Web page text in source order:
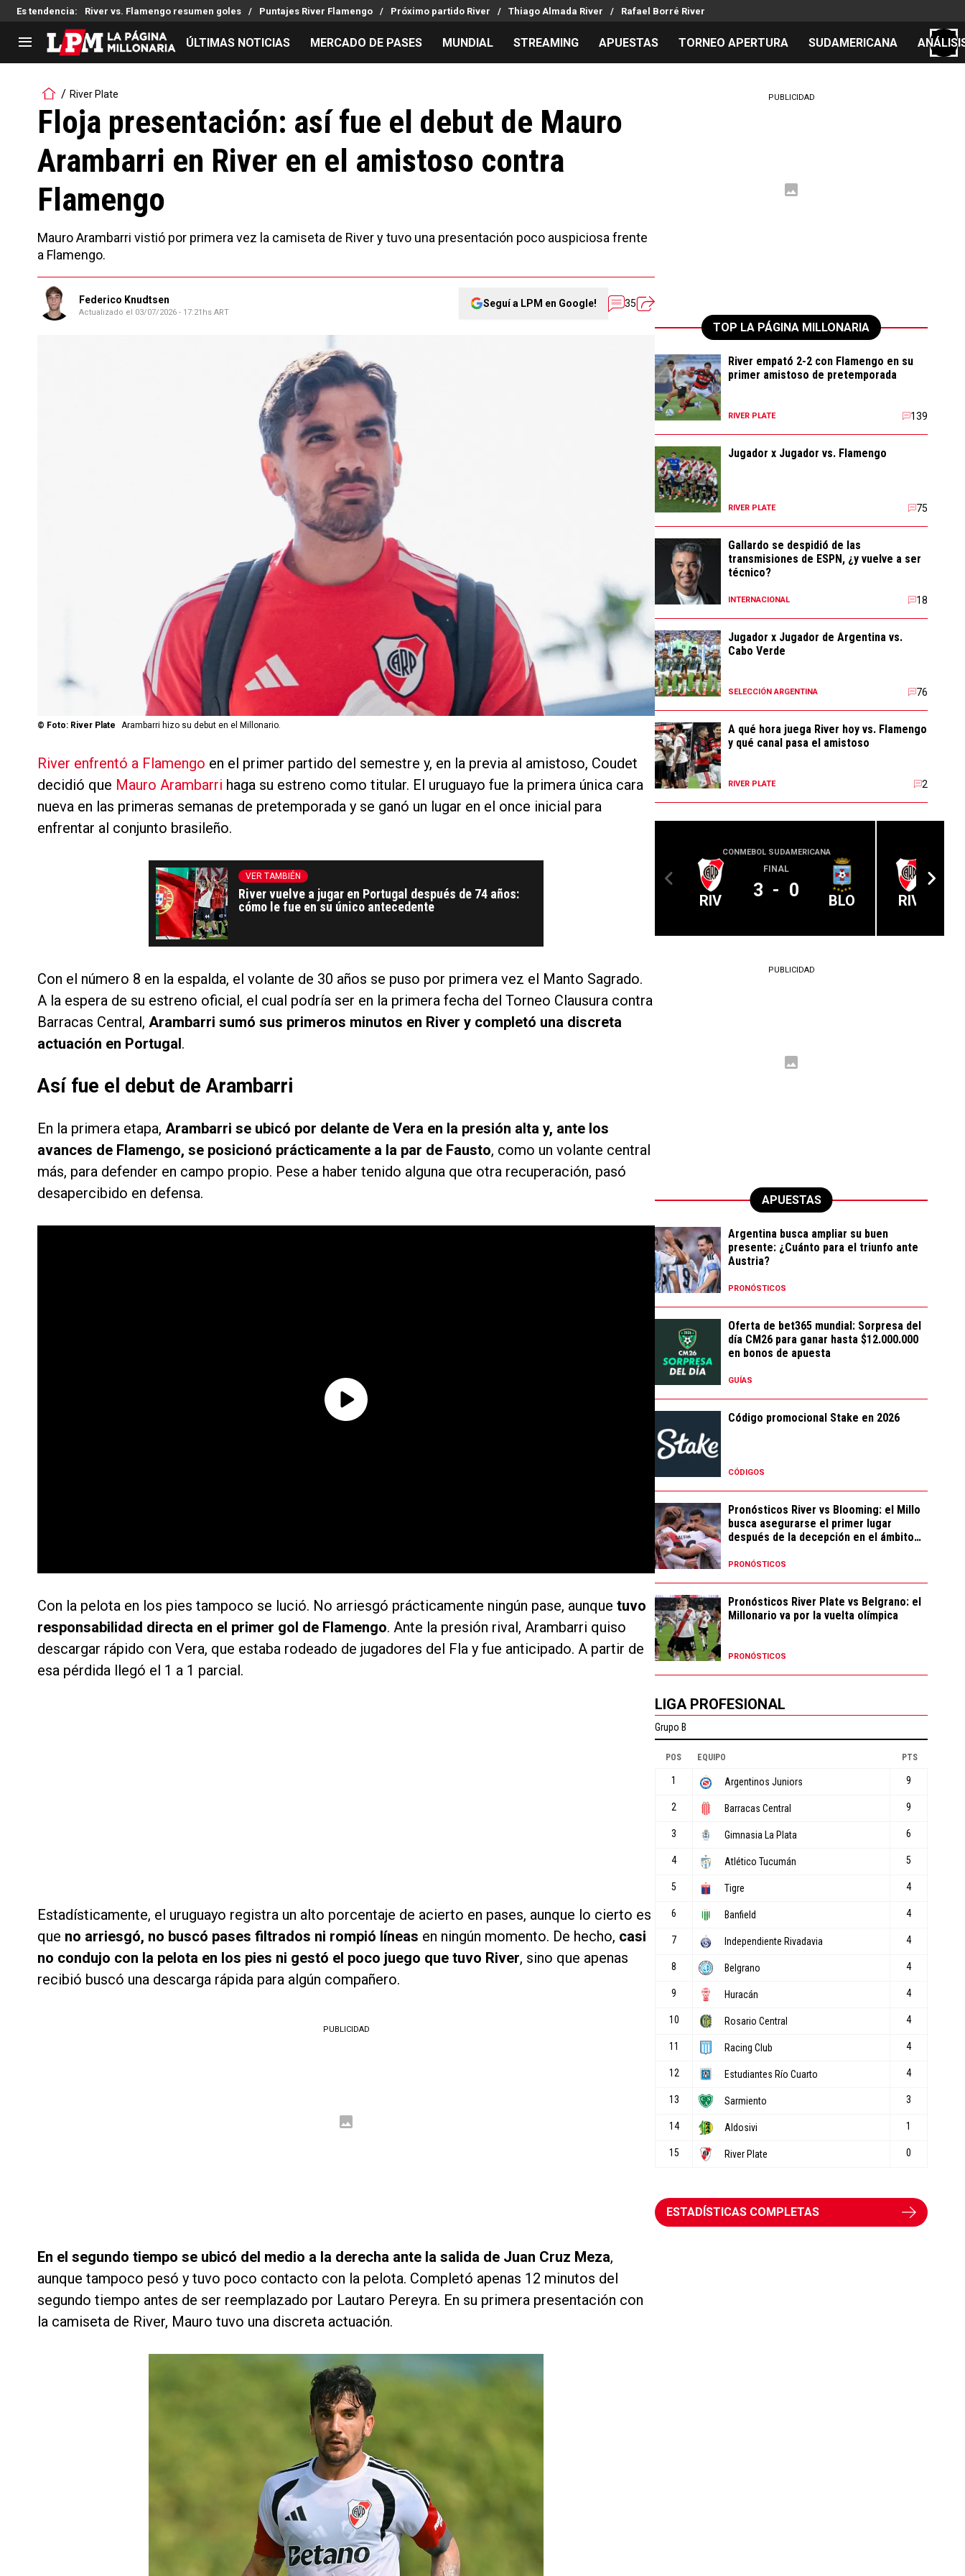
Es tendencia: River vs. Flamengo resumen goles Puntajes River Flamengo Próximo partido River Thiago Almada River Rafael Borré River
LIGA PROFESIONAL
Noticias
Tabla de posiciones
Fixture
Reserva
Copa Sudamericana
Copa Argentina
Selección Argentina
Mercado de Pases
Análisis tácticos
Juanfer Quintero
Chacho Coudet
Streaming
Entradas
Los goles de River
Guías
ÚLTIMAS NOTICIAS MERCADO DE PASES MUNDIAL STREAMING APUESTAS TORNEO APERTURA SUDAMERICANA
River Plate
Floja presentación: así fue el debut de Mauro
Arambarri en River en el amistoso contra
Flamengo
Mauro Arambarri vistió por primera vez la camiseta de River y tuvo una presentación poco auspiciosa frente
a Flamengo.
Federico Knudtsen
Actualizado el 03/07/2026 - 17:21hs ART
Seguí a LPM en Google! 35
© Foto: River Plate Arambarri hizo su debut en el Millonario.
River enfrentó a Flamengo en el primer partido del semestre y, en la previa al amistoso, Coudet
decidió que Mauro Arambarri haga su estreno como titular. El uruguayo fue la primera única cara
nueva en las primeras semanas de pretemporada y se ganó un lugar en el once inicial para
enfrentar al conjunto brasileño.
VER TAMBIÉN
River vuelve a jugar en Portugal después de 74 años:
cómo le fue en su único antecedente
Con el número 8 en la espalda, el volante de 30 años se puso por primera vez el Manto Sagrado.
A la espera de su estreno oficial, el cual podría ser en la primera fecha del Torneo Clausura contra
Barracas Central, Arambarri sumó sus primeros minutos en River y completó una discreta
actuación en Portugal.
Así fue el debut de Arambarri
En la primera etapa, Arambarri se ubicó por delante de Vera en la presión alta y, ante los
avances de Flamengo, se posicionó prácticamente a la par de Fausto, como un volante central
más, para defender en campo propio. Pese a haber tenido alguna que otra recuperación, pasó
desapercibido en defensa.
Con la pelota en los pies tampoco se lució. No arriesgó prácticamente ningún pase, aunque tuvo
responsabilidad directa en el primer gol de Flamengo. Ante la presión rival, Arambarri quiso
descargar rápido con Vera, que estaba rodeado de jugadores del Fla y fue anticipado. A partir de
esa pérdida llegó el 1 a 1 parcial.
Estadísticamente, el uruguayo registra un alto porcentaje de acierto en pases, aunque lo cierto es
que no arriesgó, no buscó pases filtrados ni rompió líneas en ningún momento. De hecho, casi
no condujo con la pelota en los pies ni gestó el poco juego que tuvo River, sino que apenas
recibió buscó una descarga rápida para algún compañero.
PUBLICIDAD
En el segundo tiempo se ubicó del medio a la derecha ante la salida de Juan Cruz Meza,
aunque tampoco pesó y tuvo poco contacto con la pelota. Completó apenas 12 minutos del
segundo tiempo antes de ser reemplazado por Lautaro Pereyra. En su primera presentación con
la camiseta de River, Mauro tuvo una discreta actuación.
PUBLICIDAD
TOP LA PÁGINA MILLONARIA
River empató 2-2 con Flamengo en su
primer amistoso de pretemporada
RIVER PLATE 139
Jugador x Jugador vs. Flamengo
RIVER PLATE 75
Gallardo se despidió de las
transmisiones de ESPN, ¿y vuelve a ser
técnico?
INTERNACIONAL 18
Jugador x Jugador de Argentina vs.
Cabo Verde
SELECCIÓN ARGENTINA 76
A qué hora juega River hoy vs. Flamengo
y qué canal pasa el amistoso
RIVER PLATE 2
CONMEBOL SUDAMERICANA
RIV
FINAL
3 - 0 BLO RIV
PUBLICIDAD
APUESTAS
Argentina busca ampliar su buen
presente: ¿Cuánto para el triunfo ante
Austria?
PRONÓSTICOS
Oferta de bet365 mundial: Sorpresa del
día CM26 para ganar hasta $12.000.000
en bonos de apuesta
GUÍAS
Código promocional Stake en 2026
CÓDIGOS
Pronósticos River vs Blooming: el Millo
busca asegurarse el primer lugar
después de la decepción en el ámbito
PRONÓSTICOS
Pronósticos River Plate vs Belgrano: el
Millonario va por la vuelta olímpica
PRONÓSTICOS
LIGA PROFESIONAL
ESTADÍSTICAS COMPLETAS